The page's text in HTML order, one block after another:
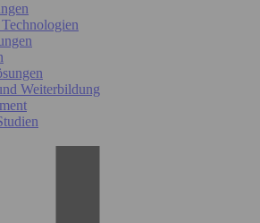
Weiterbildung